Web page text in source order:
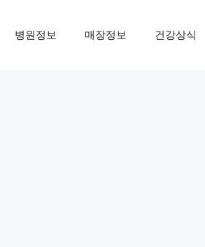
병원정보 매장정보 건강상식